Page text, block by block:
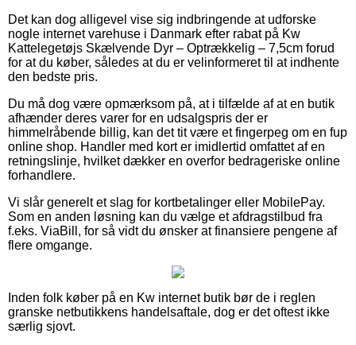
Det kan dog alligevel vise sig indbringende at udforske
nogle internet varehuse i Danmark efter rabat på Kw
Kattelegetøjs Skælvende Dyr – Optrækkelig – 7,5cm forud
for at du køber, således at du er velinformeret til at indhente
den bedste pris.
Du må dog være opmærksom på, at i tilfælde af at en butik
afhænder deres varer for en udsalgspris der er
himmelråbende billig, kan det tit være et fingerpeg om en fup
online shop. Handler med kort er imidlertid omfattet af en
retningslinje, hvilket dækker en overfor bedrageriske online
forhandlere.
Vi slår generelt et slag for kortbetalinger eller MobilePay.
Som en anden løsning kan du vælge et afdragstilbud fra
f.eks. ViaBill, for så vidt du ønsker at finansiere pengene af
flere omgange.
Inden folk køber på en Kw internet butik bør de i reglen
granske netbutikkens handelsaftale, dog er det oftest ikke
særlig sjovt.